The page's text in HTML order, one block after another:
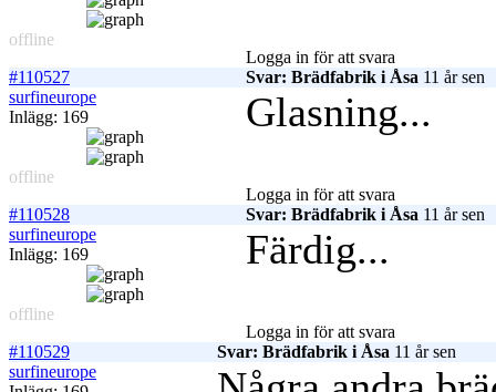
offline
Logga in för att svara
#110527
Svar: Brädfabrik i Åsa 11 år sen
surfineurope
Inlägg: 169
offline
Glasning...
Logga in för att svara
#110528
Svar: Brädfabrik i Åsa 11 år sen
surfineurope
Inlägg: 169
offline
Färdig...
Logga in för att svara
#110529
Svar: Brädfabrik i Åsa 11 år sen
surfineurope